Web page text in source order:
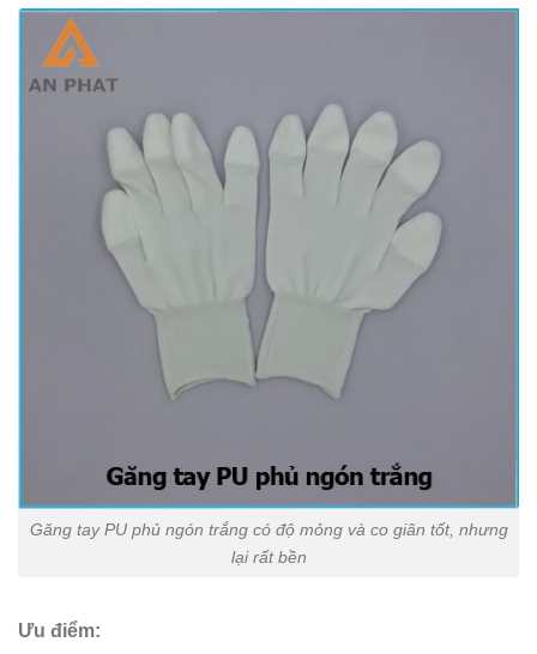
Găng tay PU phủ ngón trắng có độ mỏng và co giãn tốt, nhưng
lại rất bền
Ưu điểm: